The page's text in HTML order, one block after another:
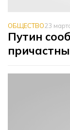
ОБЩЕСТВО23
Путин